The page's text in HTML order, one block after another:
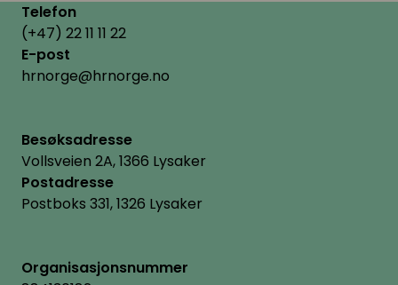
Telefon
(+47) 22 11 11 22
E-post
hrnorge@hrnorge.no
Besøksadresse
Vollsveien 2A, 1366 Lysaker
Postadresse
Postboks 331, 1326 Lysaker
Organisasjonsnummer